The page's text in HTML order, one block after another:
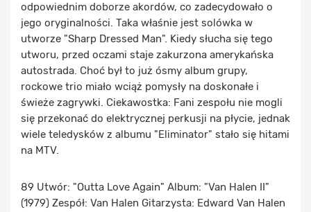
odpowiednim doborze akordów, co zadecydowało o
jego oryginalności. Taka właśnie jest solówka w
utworze "Sharp Dressed Man". Kiedy słucha się tego
utworu, przed oczami staje zakurzona amerykańska
autostrada. Choć był to już ósmy album grupy,
rockowe trio miało wciąż pomysły na doskonałe i
świeże zagrywki. Ciekawostka: Fani zespołu nie mogli
się przekonać do elektrycznej perkusji na płycie, jednak
wiele teledysków z albumu "Eliminator" stało się hitami
na MTV.
89 Utwór: "Outta Love Again" Album: "Van Halen II"
(1979) Zespół: Van Halen Gitarzysta: Edward Van Halen